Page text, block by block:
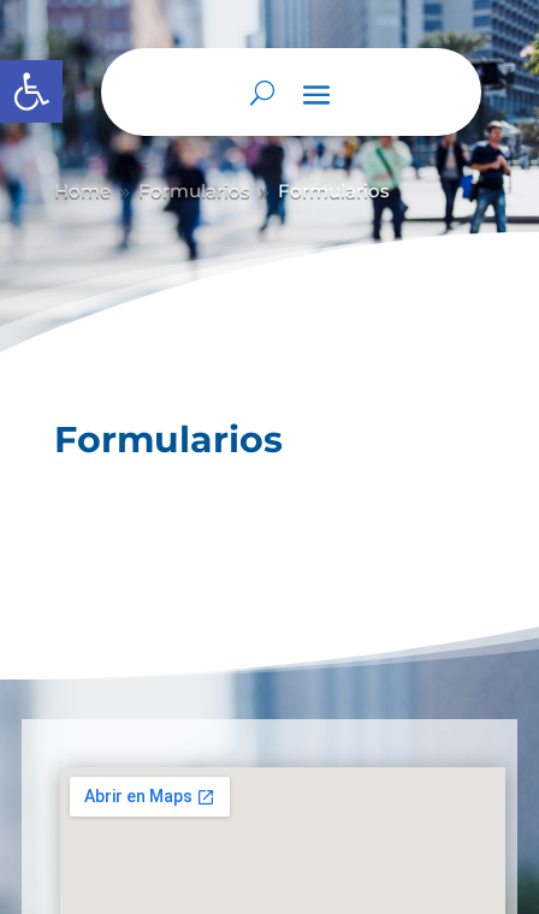
Abrir barra de herramientas
Home 9 Formularios 9 Formularios
Formularios